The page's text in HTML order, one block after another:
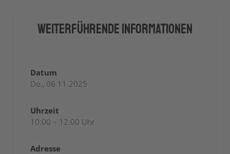
Weiterführende Informationen
Datum
Do., 06.11.2025
Uhrzeit
10:00 – 12:00 Uhr
Adresse